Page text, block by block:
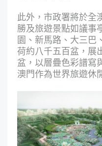
此外，市政署將於全
勝及旅遊景點如議事
園、新馬路、大三巴
荷約八千五百盆，展
盆，以層疊色彩譜寫
澳門作為世界旅遊休